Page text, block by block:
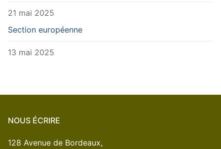
21 mai 2025
Section européenne
13 mai 2025
NOUS ÉCRIRE
128 Avenue de Bordeaux,